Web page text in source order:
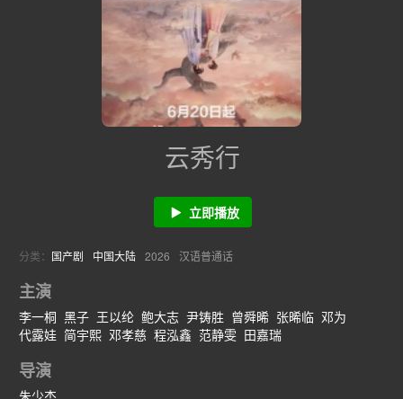
云秀行
立即播放
分类： 国产剧 中国大陆 2026 汉语普通话
主演
李一桐 黑子 王以纶 鲍大志 尹铸胜 曾舜晞 张晞临 邓为
代露娃 简宇熙 邓孝慈 程泓鑫 范静雯 田嘉瑞
导演
朱少杰